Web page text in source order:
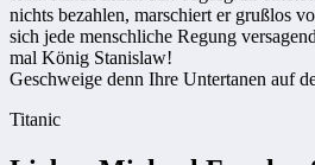
nichts bezahlen, marschiert er grußlos
sich jede menschliche Regung
mal König Stanislaw!
Geschweige denn Ihre Untertanen auf
Titanic